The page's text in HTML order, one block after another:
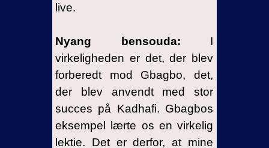
live.
Nyang bensouda: I
virkeligheden er det, der blev
forberedt mod Gbagbo, det,
der blev anvendt med stor
succes på Kadhafi. Gbagbos
eksempel lærte os en virkelig
lektie. Det er derfor, at mine